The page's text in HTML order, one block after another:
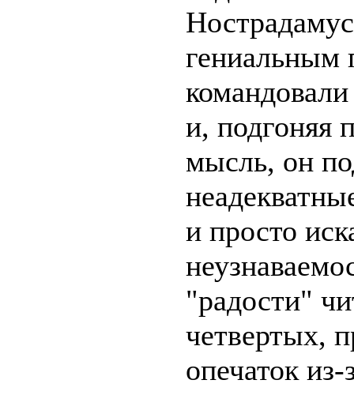
гениальным
и, подгоняя
мысль, он
и просто
"радости"
четвертых,
опечаток